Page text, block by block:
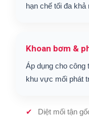
hạn chế tối đa khả
Khoan bơm &
Áp dụng cho
khu vực mối phát
Diệt mối tận